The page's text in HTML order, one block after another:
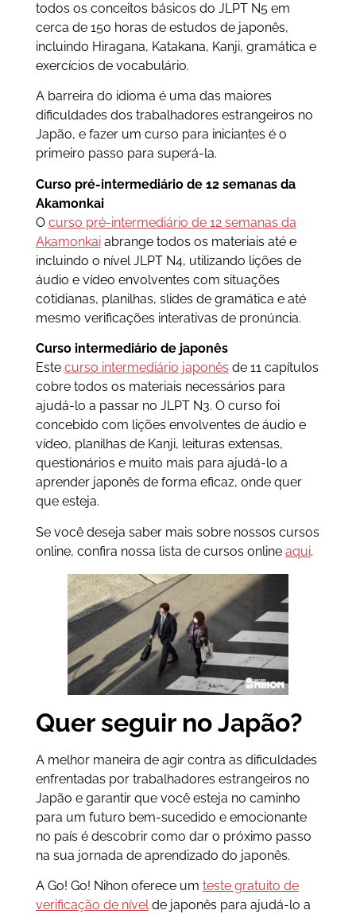
todos os conceitos básicos do JLPT N5 em
cerca de 150 horas de estudos de japonês,
incluindo Hiragana, Katakana, Kanji, gramática e
exercícios de vocabulário.
A barreira do idioma é uma das maiores
dificuldades dos trabalhadores estrangeiros no
Japão, e fazer um curso para iniciantes é o
primeiro passo para superá-la.
Curso pré-intermediário de 12 semanas da
Akamonkai
O curso pré-intermediário de 12 semanas da
Akamonkaiabrange todos os materiais até e
incluindo o nível JLPT N4, utilizando lições de
áudio e vídeo envolventes com situações
cotidianas, planilhas, slides de gramática e até
mesmo verificações interativas de pronúncia.
Curso intermediário de japonês
Este curso intermediário japonês de 11 capítulos
cobre todos os materiais necessários para
ajudá-lo a passar no JLPT N3. O curso foi
concebido com lições envolventes de áudio e
vídeo, planilhas de Kanji, leituras extensas,
questionários e muito mais para ajudá-lo a
aprender japonês de forma eficaz, onde quer
que esteja.
Se você deseja saber mais sobre nossos cursos
online, confira nossa lista de cursos online aqui.
Quer seguir no Japão?
A melhor maneira de agir contra as dificuldades
enfrentadas por trabalhadores estrangeiros no
Japão e garantir que você esteja no caminho
para um futuro bem-sucedido e emocionante
no país é descobrir como dar o próximo passo
na sua jornada de aprendizado do japonês.
A Go! Go! Nihon oferece um teste gratuito de
verificação de nívelde japonês para ajudá-lo a